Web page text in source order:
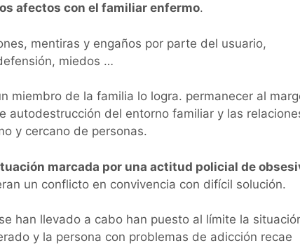
afectos con el familiar enfermo.
mentiras y engaños por parte del usuario,
miedos …
miembro de la familia lo logra. permanecer al
autodestrucción del entorno familiar y las
y cercano de personas.
marcada por una actitud policial de
un conflicto en convivencia con difícil solución.
han llevado a cabo han puesto al límite la
y la persona con problemas de adicción recae